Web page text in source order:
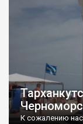
К сожалению